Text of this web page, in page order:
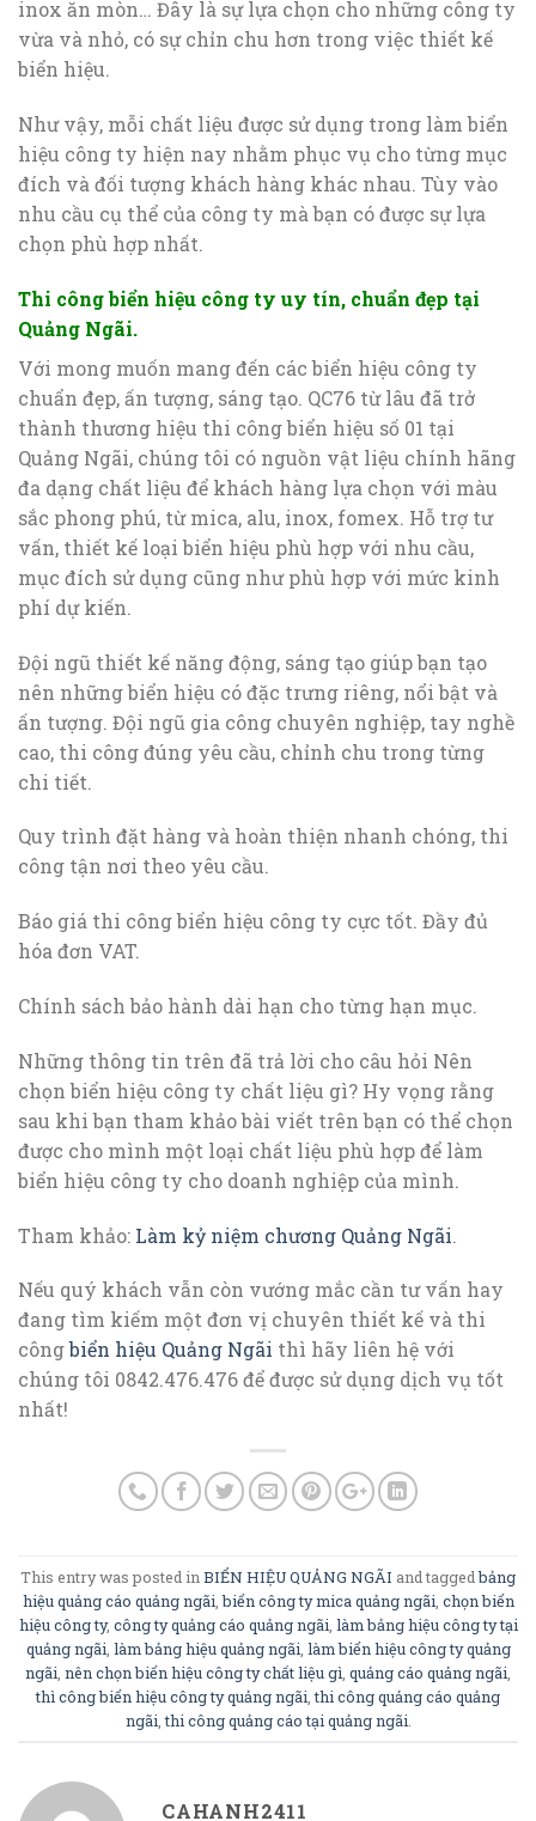
inox ăn mòn… Đây là sự lựa chọn cho những công ty
vừa và nhỏ, có sự chỉn chu hơn trong việc thiết kế
biển hiệu.
Như vậy, mỗi chất liệu được sử dụng trong làm biển
hiệu công ty hiện nay nhằm phục vụ cho từng mục
đích và đối tượng khách hàng khác nhau. Tùy vào
nhu cầu cụ thể của công ty mà bạn có được sự lựa
chọn phù hợp nhất.
Thi công biển hiệu công ty uy tín, chuẩn đẹp tại
Quảng Ngãi.
Với mong muốn mang đến các biển hiệu công ty
chuẩn đẹp, ấn tượng, sáng tạo. QC76 từ lâu đã trở
thành thương hiệu thi công biển hiệu số 01 tại
Quảng Ngãi, chúng tôi có nguồn vật liệu chính hãng
đa dạng chất liệu để khách hàng lựa chọn với màu
sắc phong phú, từ mica, alu, inox, fomex. Hỗ trợ tư
vấn, thiết kế loại biển hiệu phù hợp với nhu cầu,
mục đích sử dụng cũng như phù hợp với mức kinh
phí dự kiến.
Đội ngũ thiết kế năng động, sáng tạo giúp bạn tạo
nên những biển hiệu có đặc trưng riêng, nổi bật và
ấn tượng. Đội ngũ gia công chuyên nghiệp, tay nghề
cao, thi công đúng yêu cầu, chỉnh chu trong từng
chi tiết.
Quy trình đặt hàng và hoàn thiện nhanh chóng, thi
công tận nơi theo yêu cầu.
Báo giá thi công biển hiệu công ty cực tốt. Đầy đủ
hóa đơn VAT.
Chính sách bảo hành dài hạn cho từng hạn mục.
Những thông tin trên đã trả lời cho câu hỏi Nên
chọn biển hiệu công ty chất liệu gì? Hy vọng rằng
sau khi bạn tham khảo bài viết trên bạn có thể chọn
được cho mình một loại chất liệu phù hợp để làm
biển hiệu công ty cho doanh nghiệp của mình.
Tham khảo: Làm kỷ niệm chương Quảng Ngãi.
Nếu quý khách vẫn còn vướng mắc cần tư vấn hay
đang tìm kiếm một đơn vị chuyên thiết kế và thi
côngbiển hiệu Quảng Ngãi thì hãy liên hệ với
chúng tôi 0842.476.476 để được sử dụng dịch vụ tốt
nhất!
This entry was posted in BIỂN HIỆU QUẢNG NGÃI and taggedbảng
hiệu quảng cáo quảng ngãi ,biển công ty mica quảng ngãi chọn biển
hiệu công ty, công ty quảng cáo quảng ngãi làm bảng hiệu công ty tại
quảng ngãi làm bảng hiệu quảng ngãi làm biển hiệu công ty quảng
ngãi nên chọn biển hiệu công ty chất liệu gì quảng cáo quảng ngãi
thì công biển hiệu công ty quảng ngãi ,thi công quảng cáo quảng
ngãi ,thi công quảng cáo tại quảng ngãi
CAHANH2411